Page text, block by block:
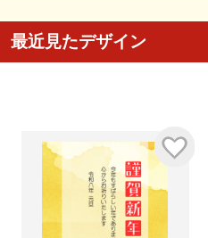
最近見たデザイン